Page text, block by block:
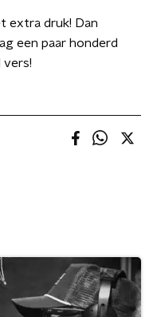
extra druk! Dan
een paar honderd
vers!